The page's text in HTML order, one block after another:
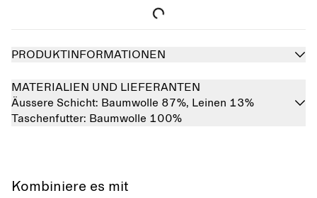
PRODUKTINFORMATIONEN
MATERIALIEN UND LIEFERANTEN
Äussere Schicht: Baumwolle 87%, Leinen 13%
Taschenfutter: Baumwolle 100%
Kombiniere es mit